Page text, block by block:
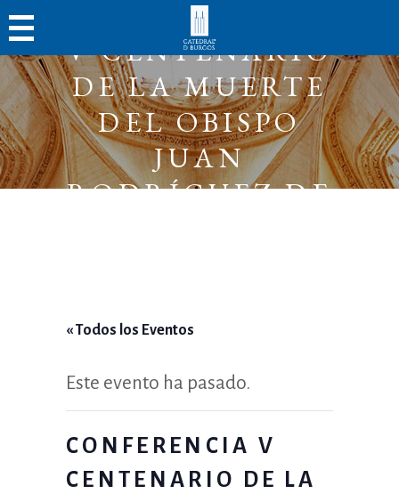
CONFERENCIA
V CENTENARIO
DE LA MUERTE
DEL OBISPO
JUAN
RODRÍGUEZ DE
« Todos los Eventos
Este evento ha pasado.
CONFERENCIA V
CENTENARIO DE LA